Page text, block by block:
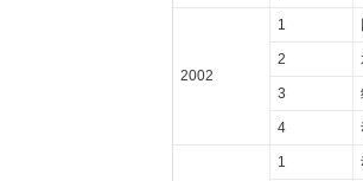
2002
1
2
3
4
1